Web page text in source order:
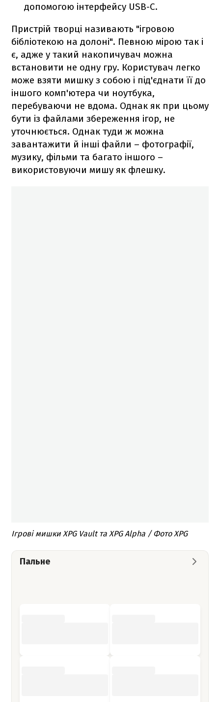
допомогою інтерфейсу USB-C.
Пристрій творці називають "ігровою
бібліотекою на долоні". Певною мірою так і
є, адже у такий накопичувач можна
встановити не одну гру. Користувач легко
може взяти мишку з собою і під'єднати її до
іншого комп'ютера чи ноутбука,
перебуваючи не вдома. Однак як при цьому
бути із файлами збереження ігор, не
уточнюється. Однак туди ж можна
завантажити й інші файли – фотографії,
музику, фільми та багато іншого –
використовуючи мишу як флешку.
Ігрові мишки XPG Vault та XPG Alpha / Фото XPG
Пальне